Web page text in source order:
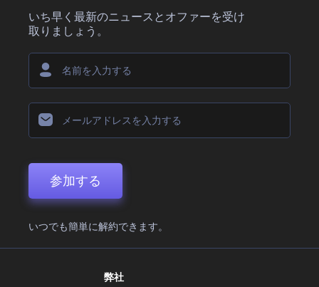
いち早く最新のニュースとオファーを受け
取りましょう。
参加する
いつでも簡単に解約できます。
弊社